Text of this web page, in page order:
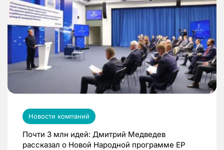
Новости компаний
Почти 3 млн идей: Дмитрий Медведев
рассказал о Новой Народной программе ЕР